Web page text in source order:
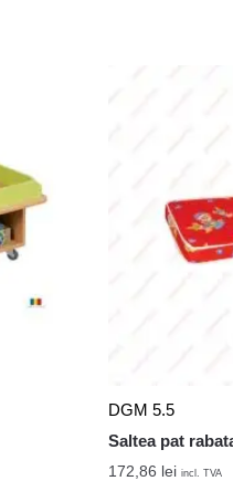
DGM 5.5
Saltea pat
172,86 lei incl. TVA